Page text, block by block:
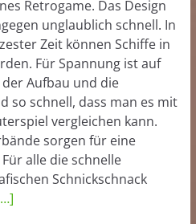
Retrogame. Das Design
unglaublich schnell. In
Zeit können Schiffe in
Für Spannung ist auf
Aufbau und die
so schnell, dass man es mit
vergleichen kann.
sorgen für eine
alle die schnelle
Schnickschnack